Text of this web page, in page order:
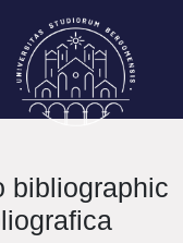
bibliographic